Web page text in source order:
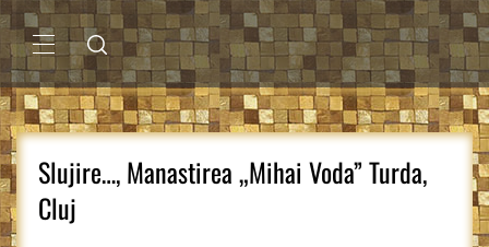
Sari
la
conținutMENIU
PRINCIPAL
Slujire…, Manastirea „Mihai Voda” Turda,
Cluj